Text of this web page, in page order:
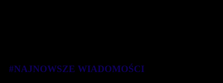
#NAJNOWSZE WIADOMOŚCI